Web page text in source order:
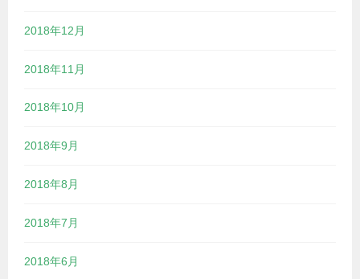
2018年12月
2018年11月
2018年10月
2018年9月
2018年8月
2018年7月
2018年6月